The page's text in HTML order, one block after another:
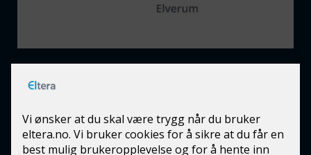
Nemko sertifisering
Vi har følgende sertifiseringsdokumenter:
NEK 405-1:2020 Elektrotermografi